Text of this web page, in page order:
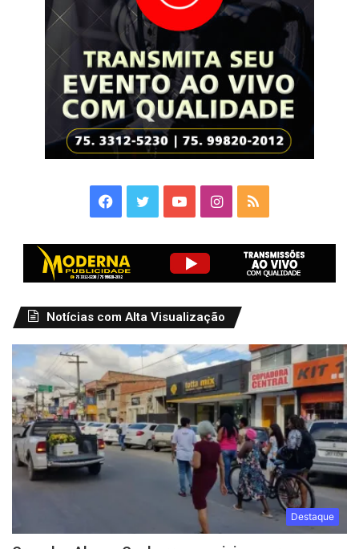
Facebook
TwitterYouTubeInstagram
RSS
Notícias com Alta Visualização
Destaque